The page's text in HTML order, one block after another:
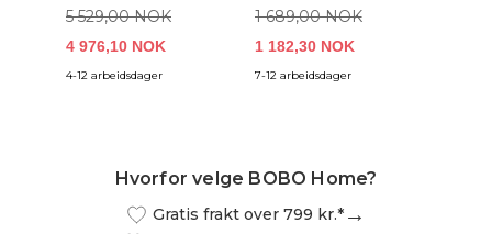
5 529,00 NOK
4 976,10 NOK
4-12 arbeidsdager
1 689,00 NOK
1 182,30 NOK
7-12 arbeidsdager
Hvorfor velge BOBO Home?
Gratis frakt over 799 kr.*